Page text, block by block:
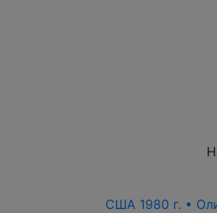
США 1980 г. •